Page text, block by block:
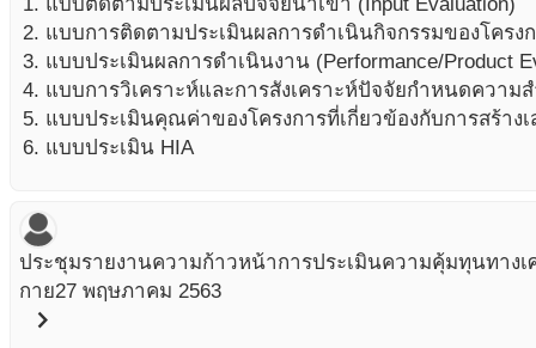
แบบการติดตามประเมินผลการดำเนินกิจกรรมของโครง
แบบประเมินผลการดำเนินงาน (Performance/Product
แบบการวิเคราะห์และการสังเคราะห์ปัจจัยกำหนดความส
แบบประเมินคุณค่าของโครงการที่เกี่ยวข้องกับการสร้าง
แบบประเมิน HIA
ประชุมรายงานความก้าวหน้าการประเมินความคุ้มทุนทางเ
กาย27 พฤษภาคม 2563
chevron_right